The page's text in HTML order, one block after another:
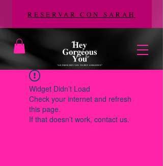
RESERVAR CON SARAH
Widget Didn’t Load
Check your internet and refresh
this page.
If that doesn’t work, contact us.